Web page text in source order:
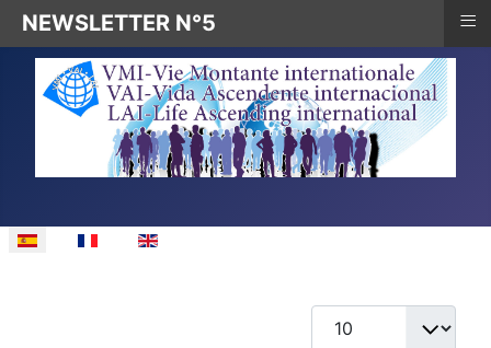
Seleccione su idioma
Cantidad
NEWSLETTER N°5 ≡